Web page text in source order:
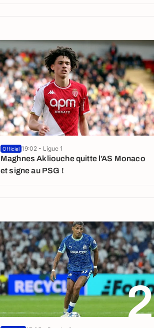
Maghnes Akliouche quitte l’AS Monaco
et signe au PSG !
Officiel 19:02 - Ligue 1
2